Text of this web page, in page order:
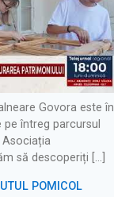
Govora este în
întreg parcursul
Asociația
să descoperiți […]
POMICOL